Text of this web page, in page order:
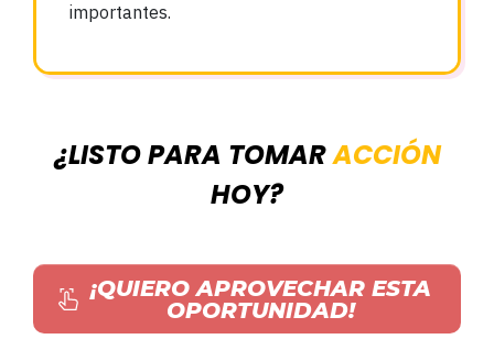
importantes.
¿LISTO PARA TOMARACCIÓN
HOY?
¡QUIERO APROVECHAR ESTA
OPORTUNIDAD!